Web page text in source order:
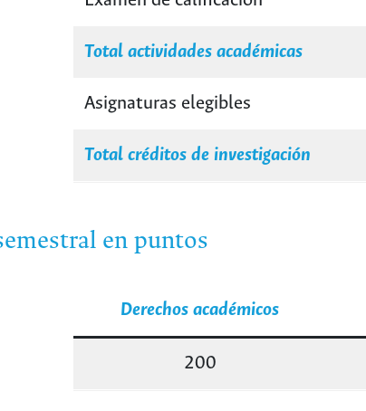
Total actividades académicas
Asignaturas elegibles
Total créditos de investigación
en puntos
Derechos académicos
200